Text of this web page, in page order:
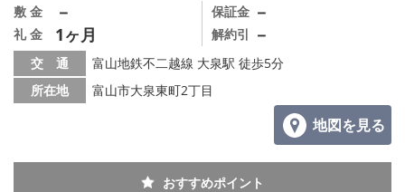
敷 金 －
礼 金 1ヶ月
保証金 －
解約引 －
交 通
富山地鉄不二越線 大泉駅 徒歩5分
所在地
富山市大泉東町2丁目
地図を見る
おすすめポイント